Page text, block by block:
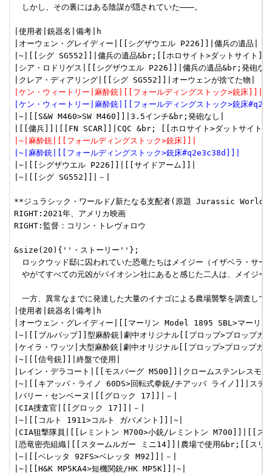
しかし、その裏にはある陰謀が隠されていた―――。
|使用者|銃器名|備考|h
|オーウェン・グレイディー|[[シグザウエル P226]]|傭兵の遺品|
|~|[[シグ SG552]]|傭兵の遺品&br;[[ホロサイト>ダットサイト
|シア・ロドリゲス|[[シグザウエル P226]]|傭兵の遺品&br;発砲な
|ケン・ウィートリー|麻酔銃|[[フォールディングストック>銃床]]|
|ケン・ウィートリー|麻酔銃|[[フォールディングストック>銃床
|~|[[S&W M460>SW M460]]|3.5インチ&br;発砲なし|
|~|麻酔銃|[[フォールディングストック>銃床]]|
|~|麻酔銃|[[フォールディングストック>銃床#q2e3c38d]]|
|~|[[シグザウエル P226]]|[[サイドアーム]]|
|~|[[シグ SG552]]|－|
**ジュラシック・ワールド/新たなる支配者(原題 Jurassic
RIGHT:2021年、アメリカ映画
RIGHT:監督：コリン・トレヴォロウ
&size(20){''・ストーリー''};
ロックウッド邸に囚われていた恐竜たちはメイジー（イザベラ・サー
やがてすべての元凶がバイオシン社にあると感じた二人は、メイジ
一方、異常なまでに発達した大量のイナゴによる農場襲撃を調査して
|使用者|銃器名|備考|h
|オーウェン・グレイディー|[[マーリン Model 1895 SBL>マーリ
|~|[[ブルパップ]]型麻酔銃|劇中オリジナル[[プロップ>プロップ
|ケイラ・ワッツ|大型麻酔銃|劇中オリジナル[[プロップ>プロッ
|~|[[信号銃]]|終盤で使用|
|レイン・デラコート|[[モスバーグ M500]]|クロームステンレスモ
|~|[[キアッパ・ライノ 60DS>回転式拳銃/チアッパ ライノ]]|ステ
|バリー・センベーヌ|[[グロック 17]]|－|
|CIA捜査官|[[グロック 17]]|－|
|~|[[コルト 1911>コルト ガバメント]]|~|
|CIA狙撃隊員|[[レミントン M700>小銃/レミントン M700]]|[[
|恐竜密売組織|[[スタームルガー ミニ14]]|農場で使用&br;[[スリ
|~|[[ベレッタ 92FS>ベレッタ M92]]|－|
|~|[[H&K MP5KA4>短機関銃/HK MP5K]]|~|